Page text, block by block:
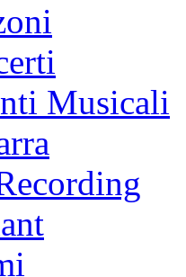
Musicali